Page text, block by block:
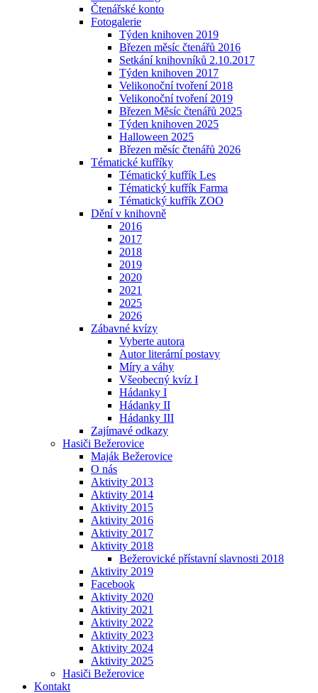
Čtenářské konto
Fotogalerie
Týden knihoven 2019
Březen měsíc čtenářů 2016
Setkání knihovníků 2.10.2017
Týden knihoven 2017
Velikonoční tvoření 2018
Velikonoční tvoření 2019
Březen Měsíc čtenářů 2025
Týden knihoven 2025
Halloween 2025
Březen měsíc čtenářů 2026
Tématické kufříky
Tématický kufřík Les
Tématický kufřík Farma
Tématický kufřík ZOO
Dění v knihovně
2016
2017
2018
2019
2020
2021
2025
2026
Zábavné kvízy
Vyberte autora
Autor literární postavy
Míry a váhy
Všeobecný kvíz I
Hádanky I
Hádanky II
Hádanky III
Zajímavé odkazy
Hasiči Bežerovice
Maják Bežerovice
O nás
Aktivity 2013
Aktivity 2014
Aktivity 2015
Aktivity 2016
Aktivity 2017
Aktivity 2018
Bežerovické přístavní slavnosti 2018
Aktivity 2019
Facebook
Aktivity 2020
Aktivity 2021
Aktivity 2022
Aktivity 2023
Aktivity 2024
Aktivity 2025
Hasiči Bežerovice
Kontakt